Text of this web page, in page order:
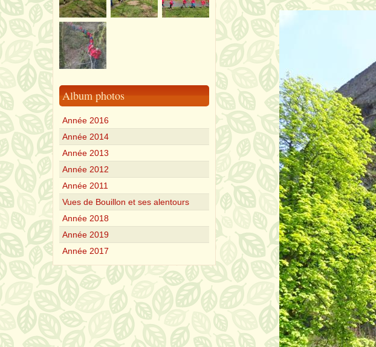
Album photos
Année 2016
Année 2014
Année 2013
Année 2012
Année 2011
Vues de Bouillon et ses alentours
Année 2018
Année 2019
Année 2017